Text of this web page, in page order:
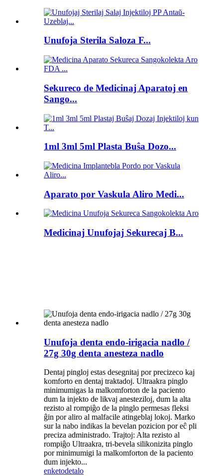
Unufoja Sterila Saloza F...
Sekureco de Medicinaj Aparatoj en
Sango...
1ml 3ml 5ml Plasta Buŝa Dozo...
Aparato por Vaskula Aliro Medi...
Medicinaj Unufojaj Sekurecaj B...
Unufoja denta endo-irigacia nadlo /
27g 30g denta anesteza nadlo
Dentaj pingloj estas desegnitaj por precizeco kaj
komforto en dentaj traktadoj. Ultraakra pinglo
minimumigas la malkomforton de la paciento
dum la injekto de likvaj anesteziloj, dum la alta
rezisto al rompiĝo de la pinglo permesas fleksi
ĝin por aliro al malfacile atingeblaj lokoj. Marko
sur la nabo indikas la bevelan pozicion por eĉ pli
preciza administrado. Trajtoj: Alta rezisto al
rompiĝo Ultraakra, tri-bevela silikonizita pinglo
por minimumigi la malkomforton de la paciento
dum injekto...
enketodetalo